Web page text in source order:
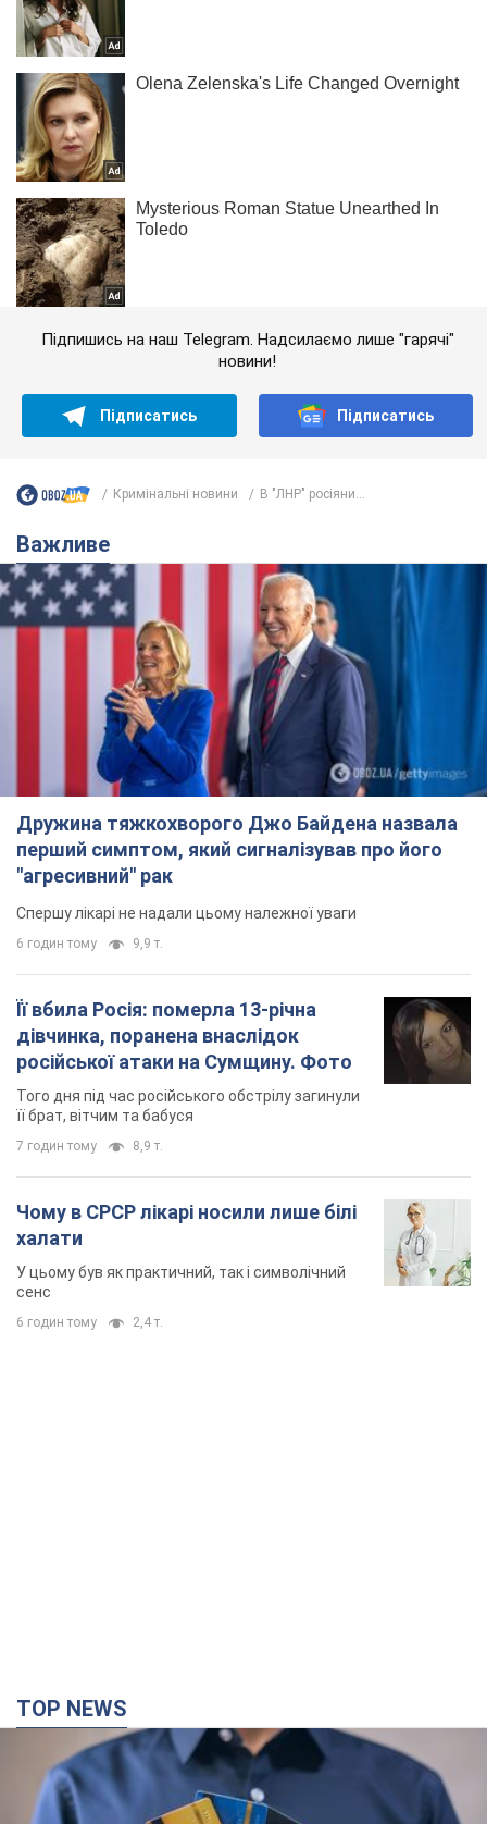
Підпишись на наш Telegram. Надсилаємо лише "гарячі"
новини!
Підписатись Підписатись
Кримінальні новини В "ЛНР" росіяни...
Важливе
Дружина тяжкохворого Джо Байдена назвала
перший симптом, який сигналізував про його
"агресивний" рак
Спершу лікарі не надали цьому належної уваги
6 годин тому 9,9 т.
Її вбила Росія: померла 13-річна
дівчинка, поранена внаслідок
російської атаки на Сумщину. Фото
Того дня під час російського обстрілу загинули
її брат, вітчим та бабуся
7 годин тому 8,9 т.
Чому в СРСР лікарі носили лише білі
халати
У цьому був як практичний, так і символічний
сенс
6 годин тому 2,4 т.
TOP NEWS